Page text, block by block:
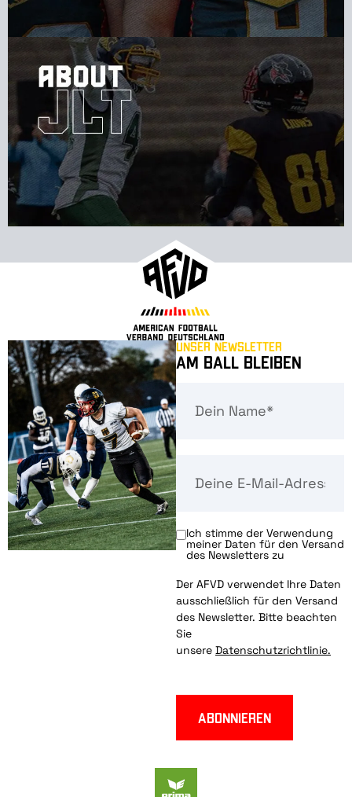
Unser Newsletter
Am Ball bleiben
Ich stimme der Verwendung
meiner Daten für den Versand
des Newsletters zu
Der AFVD verwendet Ihre Daten
ausschließlich für den Versand
des Newsletter. Bitte beachten
Sie
unsere Datenschutzrichtlinie.
Abonnieren